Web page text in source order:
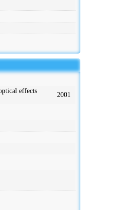
effects
2001